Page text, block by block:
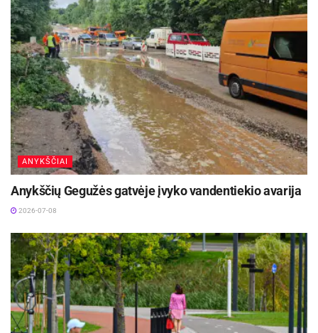
ANYKŠČIAI
Anykščių Gegužės gatvėje įvyko vandentiekio avarija
2026-07-08